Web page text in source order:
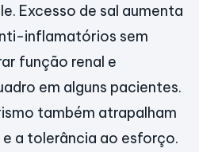
Excesso de sal aumenta
inflamatórios sem
função renal e
em alguns pacientes.
também atrapalham
a tolerância ao esforço.